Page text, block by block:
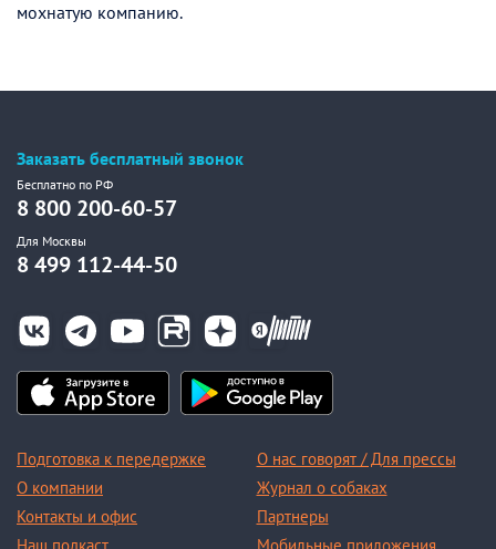
мохнатую компанию.
Заказать бесплатный звонок
Бесплатно по РФ
8 800 200-60-57
Для Москвы
8 499 112-44-50
Подготовка к передержке
О компании
Контакты и офис
О нас говорят / Для прессы
Журнал о собаках
Партнеры